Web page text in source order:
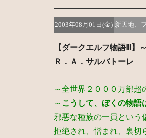
2003年08月01日(金) 新天地、
【ダークエルフ物語Ⅲ】
Ｒ．Ａ．サルバトーレ
～全世界２０００万部超
～ こうして、ぼくの物語
邪悪な種族の一員とい
拒絶され、憎まれ、裏切